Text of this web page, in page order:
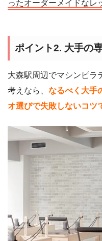
ったオーダーメイドなレ
ポイント2. 大手の
大森駅周辺でマシンピラ
考えなら、 なるべく大手
オ選びで失敗しないコツ